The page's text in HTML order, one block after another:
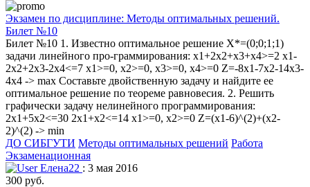
Экзамен по дисциплине: Методы оптимальных решений.
Билет №10
Билет №10 1. Известно оптимальное решение X*=(0;0;1;1)
задачи линейного про-граммирования: x1+2x2+x3+x4>=2 x1-
2x2+2x3-2x4<=7 x1>=0, x2>=0, x3>=0, x4>=0 Z=-8x1-7x2-14x3-
4x4 -> max Составьте двойственную задачу и найдите ее
оптимальное решение по теореме равновесия. 2. Решить
графически задачу нелинейного программирования:
2x1+5x2<=30 2x1+x2<=14 x1>=0, x2>=0 Z=(x1-6)^(2)+(x2-
2)^(2) -> min
ДО СИБГУТИ Методы оптимальных решений Работа
Экзаменационная
Елена22 : 3 мая 2016
300 руб.